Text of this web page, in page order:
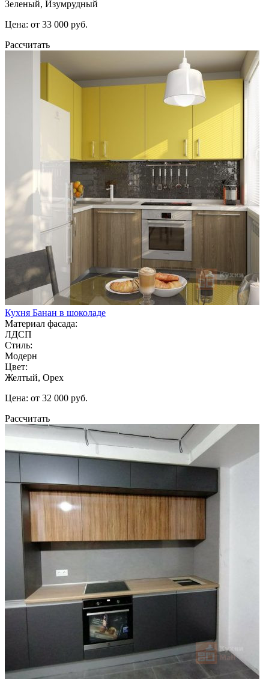
Зеленый, Изумрудный
Цена: от 33 000 руб.
Рассчитать
Кухня Банан в шоколаде
Материал фасада:
ЛДСП
Стиль:
Модерн
Цвет:
Желтый, Орех
Цена: от 32 000 руб.
Рассчитать